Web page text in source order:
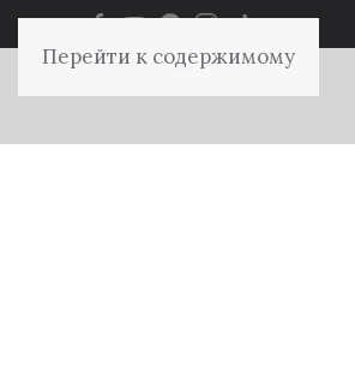
Перейти к содержимому